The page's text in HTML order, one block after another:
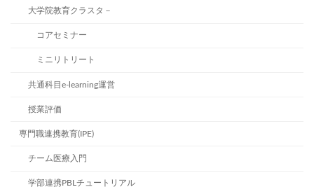
大学院教育クラスタ－
コアセミナー
ミニリトリート
共通科目e-learning運営
授業評価
専門職連携教育(IPE)
チーム医療入門
学部連携PBLチュートリアル